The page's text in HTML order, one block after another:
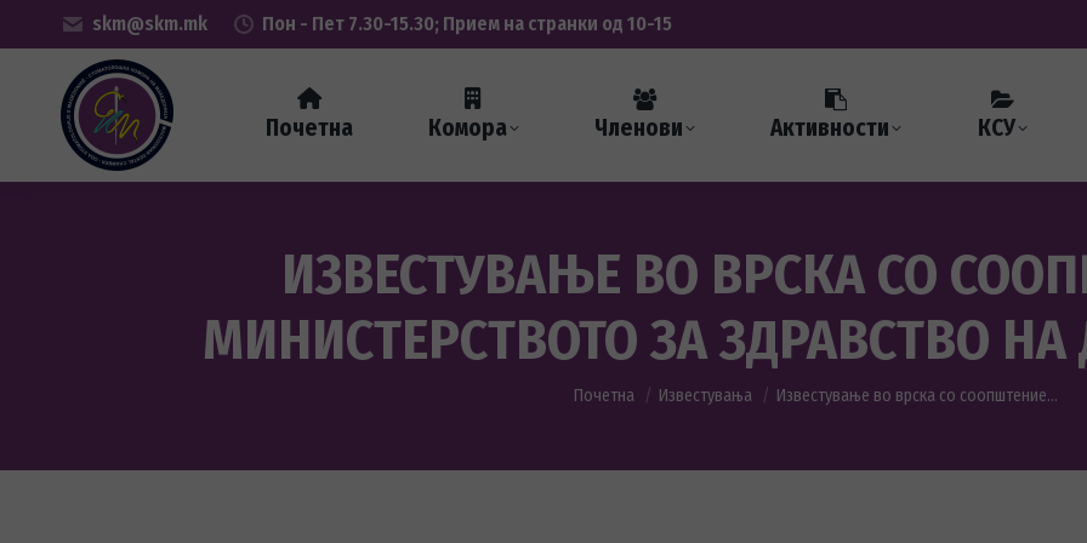
skm@skm.mk Пон - Пет 7.30-15.30; Прием на странки од 10-15
Почетна Комора Членови Активности КСУ
ИЗВЕСТУВАЊЕ ВО ВРСКА СО
МИНИСТЕРСТВОТО ЗА ЗДРАВСТВО НА
You are here:
Почетна Известувања Известување во врска со соопштение…